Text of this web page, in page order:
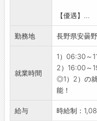
様の笑顔を
られます！
【こんな方
・焼き鳥や
・飲食業界
・オンオフ
・将来は独
◇面接時に
・面接の際
内容をご紹
でもご質問
【研修制度】
・慣れるま
トしますの
【職場の雰囲
【優遇】...
勤務地 長野県安曇
就業時間
1）06:30～
2）16:00～
◎1）2）の
能！
給与 時給制：